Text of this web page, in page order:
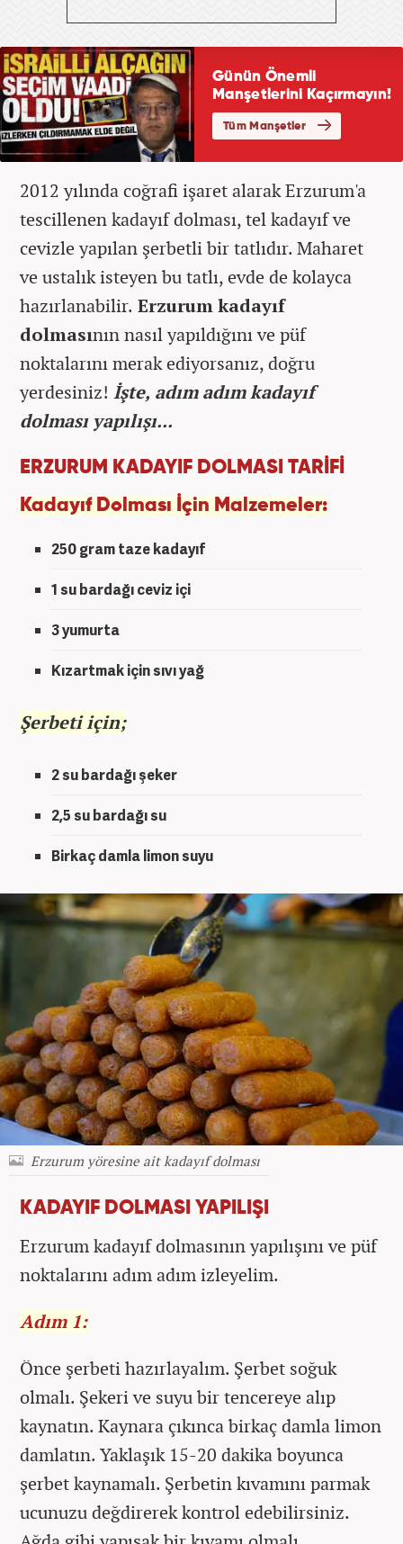
2012 yılında coğrafi işaret alarak Erzurum'a
tescillenen kadayıf dolması, tel kadayıf ve
cevizle yapılan şerbetli bir tatlıdır. Maharet
ve ustalık isteyen bu tatlı, evde de kolayca
hazırlanabilir. Erzurum kadayıf
dolmasının nasıl yapıldığını ve püf
noktalarını merak ediyorsanız, doğru
yerdesiniz! İşte, adım adım kadayıf
dolması yapılışı...
ERZURUM KADAYIF DOLMASI TARİFİ
Kadayıf Dolması İçin Malzemeler:
250 gram taze kadayıf
1 su bardağı ceviz içi
3 yumurta
Kızartmak için sıvı yağ
Şerbeti için;
2 su bardağı şeker
2,5 su bardağı su
Birkaç damla limon suyu
Erzurum yöresine ait kadayıf dolması
KADAYIF DOLMASI YAPILIŞI
Erzurum kadayıf dolmasının yapılışını ve püf
noktalarını adım adım izleyelim.
Adım 1:
Önce şerbeti hazırlayalım. Şerbet soğuk
olmalı. Şekeri ve suyu bir tencereye alıp
kaynatın. Kaynara çıkınca birkaç damla limon
damlatın. Yaklaşık 15-20 dakika boyunca
şerbet kaynamalı. Şerbetin kıvamını parmak
ucunuzu değdirerek kontrol edebilirsiniz.